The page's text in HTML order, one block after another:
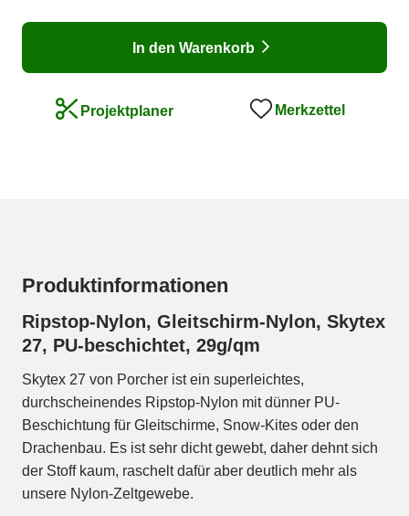
In den Warenkorb
Projektplaner Merkzettel
Produktinformationen
Ripstop-Nylon, Gleitschirm-Nylon, Skytex
27, PU-beschichtet, 29g/qm
Skytex 27 von Porcher ist ein superleichtes,
durchscheinendes Ripstop-Nylon mit dünner PU-
Beschichtung für Gleitschirme, Snow-Kites oder den
Drachenbau. Es ist sehr dicht gewebt, daher dehnt sich
der Stoff kaum, raschelt dafür aber deutlich mehr als
unsere Nylon-Zeltgewebe.